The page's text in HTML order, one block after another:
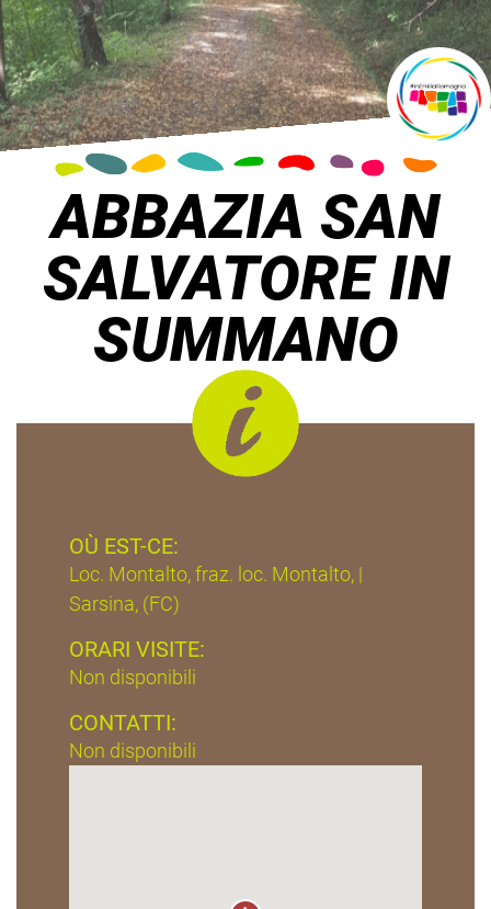
ABBAZIA SAN
SALVATORE IN
SUMMANO
OÙ EST-CE:
Loc. Montalto, fraz. loc. Montalto, |
Sarsina, (FC)
ORARI VISITE:
Non disponibili
CONTATTI:
Non disponibili